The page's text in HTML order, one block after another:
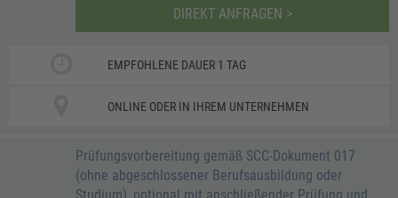
DIREKT ANFRAGEN >
EMPFOHLENE DAUER 1 TAG
ONLINE ODER IN IHREM UNTERNEHMEN
Prüfungsvorbereitung gemäß SCC-Dokument 017
(ohne abgeschlossener Berufsausbildung oder